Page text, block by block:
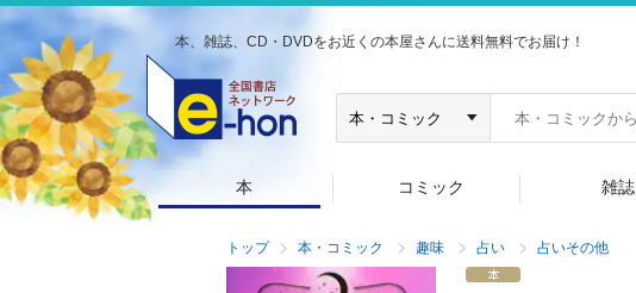
本、雑誌、CD・DVDをお近くの本屋さんに送料無料でお届け！
本 コミック 雑誌
トップ 本・コミック 趣味 占い 占いその他